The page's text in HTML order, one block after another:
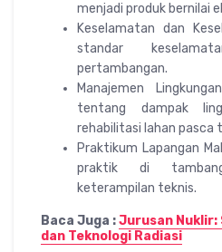
menjadi produk bernilai
Keselamatan dan
standar
pertambangan.
Manajemen
tentang dampak
rehabilitasi lahan pasca
Praktikum Lapangan
praktik di
keterampilan teknis.
Baca Juga :Jurusan Nuklir:
dan Teknologi Radiasi